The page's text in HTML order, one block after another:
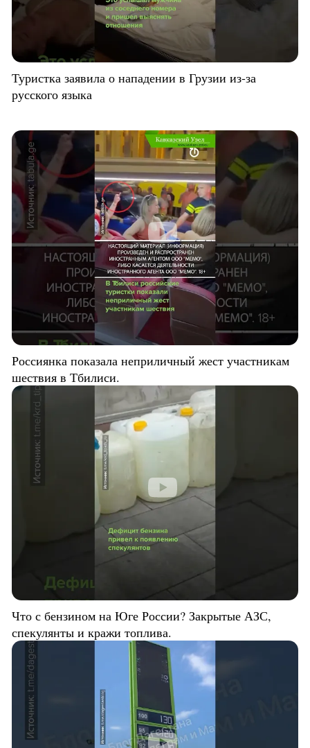
Туристка заявила о нападении в Грузии из-за
русского языка
Россиянка показала неприличный жест участникам
шествия в Тбилиси.
Что с бензином на Юге России? Закрытые АЗС,
спекулянты и кражи топлива.